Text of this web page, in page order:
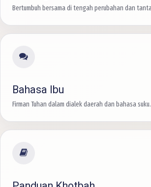
Bertumbuh bersama di tengah perubahan dan
Bahasa Ibu
Firman Tuhan dalam dialek daerah dan bahasa suku.